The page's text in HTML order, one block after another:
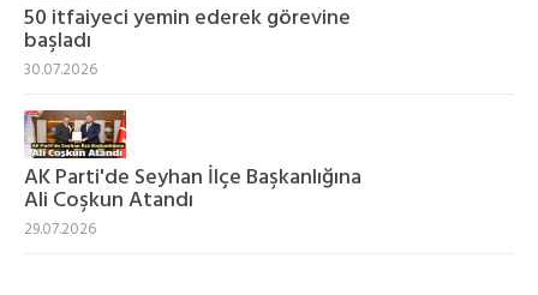
50 itfaiyeci yemin ederek görevine
başladı
30.07.2026
AK Parti'de Seyhan İlçe Başkanlığına
Ali Coşkun Atandı
29.07.2026